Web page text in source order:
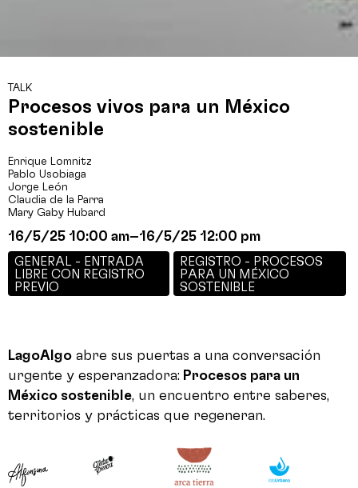
TALK
Procesos vivos para un México
sostenible
Enrique Lomnitz
Pablo Usobiaga
Jorge León
Claudia de la Parra
Mary Gaby Hubard
16/5/25 10:00 am–16/5/25 12:00 pm
GENERAL - ENTRADA
LIBRE CON REGISTRO
PREVIO
REGISTRO - PROCESOS
PARA UN MÉXICO
SOSTENIBLE
LagoAlgo abre sus puertas a una conversación
urgente y esperanzadora: Procesos para un
México sostenible, un encuentro entre saberes,
territorios y prácticas que regeneran.